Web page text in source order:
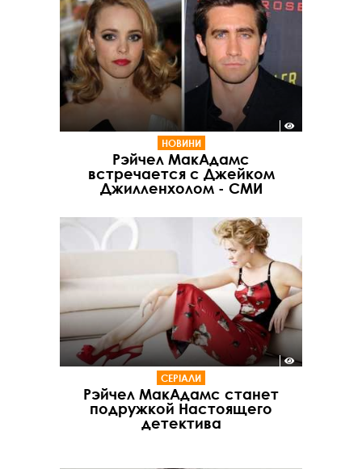
НОВИНИ
Рэйчел МакАдамс
встречается с Джейком
Джилленхолом - СМИ
СЕРІАЛИ
Рэйчел МакАдамс станет
подружкой Настоящего
детектива